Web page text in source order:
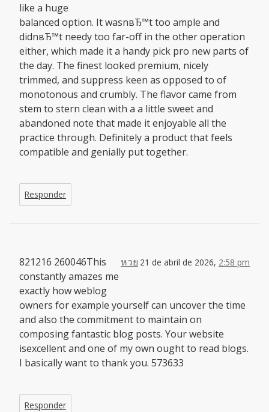
like a huge
balanced option. It wasnвЂ™t too ample and
didnвЂ™t needy too far-off in the other operation
either, which made it a handy pick pro new parts of
the day. The finest looked premium, nicely
trimmed, and suppress keen as opposed to of
monotonous and crumbly. The flavor came from
stem to stern clean with a a little sweet and
abandoned note that made it enjoyable all the
practice through. Definitely a product that feels
compatible and genially put together.
Responder
หวย 21 de abril de 2026, 2:58 pm
821216 260046This
constantly amazes me
exactly how weblog
owners for example yourself can uncover the time
and also the commitment to maintain on
composing fantastic blog posts. Your website
isexcellent and one of my own ought to read blogs.
I basically want to thank you. 573633
Responder